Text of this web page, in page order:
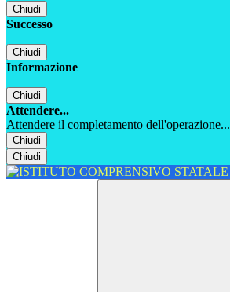
Chiudi
Successo
Chiudi
Informazione
Chiudi
Attendere...
Attendere il completamento dell'operazione...
Chiudi
Chiudi